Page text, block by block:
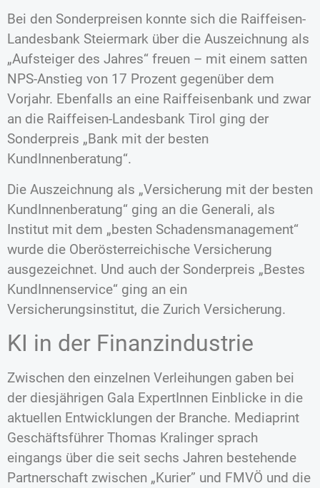
Bei den Sonderpreisen konnte sich die Raiffeisen-
Landesbank Steiermark über die Auszeichnung als
„Aufsteiger des Jahres“ freuen – mit einem satten
NPS-Anstieg von 17 Prozent gegenüber dem
Vorjahr. Ebenfalls an eine Raiffeisenbank und zwar
an die Raiffeisen-Landesbank Tirol ging der
Sonderpreis „Bank mit der besten
KundInnenberatung“.
Die Auszeichnung als „Versicherung mit der besten
KundInnenberatung“ ging an die Generali, als
Institut mit dem „besten Schadensmanagement“
wurde die Oberösterreichische Versicherung
ausgezeichnet. Und auch der Sonderpreis „Bestes
KundInnenservice“ ging an ein
Versicherungsinstitut, die Zurich Versicherung.
KI in der Finanzindustrie
Zwischen den einzelnen Verleihungen gaben bei
der diesjährigen Gala ExpertInnen Einblicke in die
aktuellen Entwicklungen der Branche. Mediaprint
Geschäftsführer Thomas Kralinger sprach
eingangs über die seit sechs Jahren bestehende
Partnerschaft zwischen „Kurier” und FMVÖ und die